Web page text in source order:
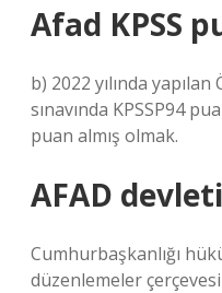
Afad KPSS
b) 2022 yılında
sınavında KPSSP94
puan almış olmak.
AFAD
Cumhurbaşkanlığı
düzenlemeler